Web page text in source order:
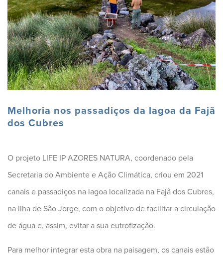
Melhoria nos passadiços da lagoa da Fajã
dos Cubres
O projeto LIFE IP AZORES NATURA, coordenado pela
Secretaria do Ambiente e Ação Climática, criou em 2021
canais e passadiços na lagoa localizada na Fajã dos Cubres,
na ilha de São Jorge, com o objetivo de facilitar a circulação
de água e, assim, evitar a sua eutrofização.
Para melhor integrar esta obra na paisagem, os canais estão